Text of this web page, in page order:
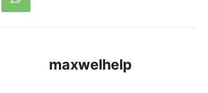
maxwelhelp